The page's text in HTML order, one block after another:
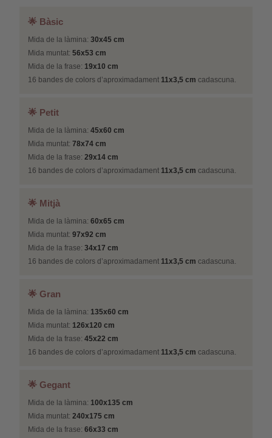
🌟 Bàsic
Mida de la làmina:30x45 cm
Mida muntat:56x53 cm
Mida de la frase: 19x10 cm
16 bandes de colors d’aproximadament 11x3,5 cm cadascuna.
🌟 Petit
Mida de la làmina:45x60 cm
Mida muntat:78x74 cm
Mida de la frase:29x14 cm
16 bandes de colors d’aproximadament 11x3,5 cm cadascuna.
🌟 Mitjà
Mida de la làmina:60x65 cm
Mida muntat:97x92 cm
Mida de la frase:34x17 cm
16 bandes de colors d’aproximadament 11x3,5 cm cadascuna.
🌟 Gran
Mida de la làmina: 135x60 cm
Mida muntat: 126x120 cm
Mida de la frase:45x22 cm
16 bandes de colors d’aproximadament 11x3,5 cm cadascuna.
🌟 Gegant
Mida de la làmina: 100x135 cm
Mida muntat:240x175 cm
Mida de la frase:66x33 cm